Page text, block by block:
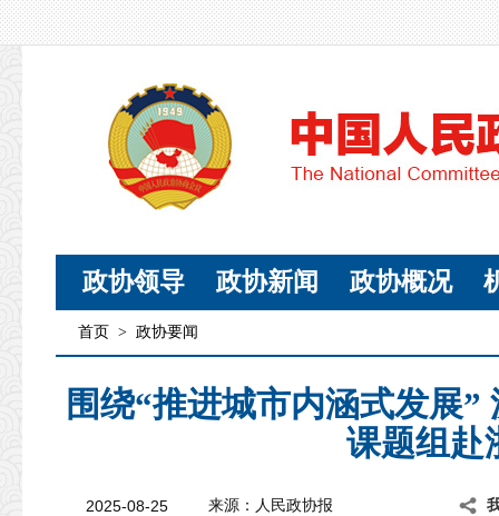
政协领导 政协新闻 政协概况
首页 > 政协要闻
围绕“推进城市内涵式发展
课题组赴
2025-08-25 来源：人民政协报